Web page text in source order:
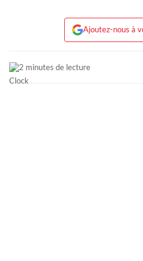
Ajoutez-nous à
2 minutes de lecture